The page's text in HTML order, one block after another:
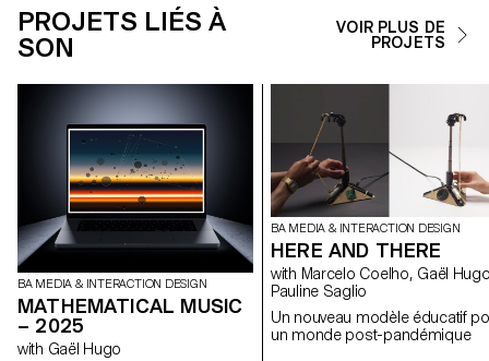
PROJETS LIÉS À
SON
VOIR PLUS DE
PROJETS
BA MEDIA & INTERACTION DESIGN
MATHEMATICAL MUSIC
– 2025
with Gaël Hugo
BA MEDIA & INTERACTION DESIGN
HERE AND THERE
with Marcelo Coelho, Gaël Hugo,
Pauline Saglio
Un nouveau modèle éducatif
un monde post-pandémique